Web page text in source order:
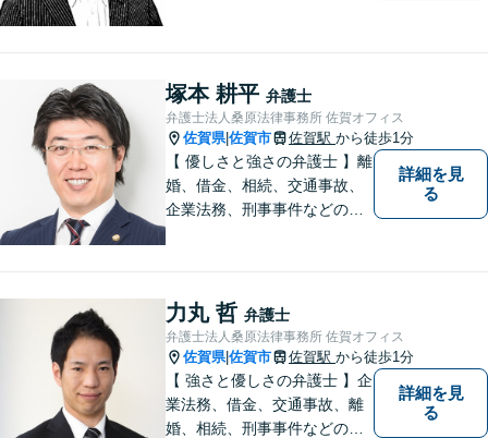
塚本 耕平 弁護士
弁護士法人桑原法律事務所 佐賀オフィス
佐賀県|佐賀市 佐賀駅 から徒歩1分
【 優しさと強さの弁護士 】離
婚、借金、相続、交通事故、
企業法務、刑事事件などのご
なリーガルサービスを提供い
たします。
詳細を見
る
力丸 哲 弁護士
弁護士法人桑原法律事務所 佐賀オフィス
佐賀県|佐賀市 佐賀駅 から徒歩1分
【 強さと優しさの弁護士 】企
業法務、借金、交通事故、離
婚、相続、刑事事件などのご
詳細を見
る